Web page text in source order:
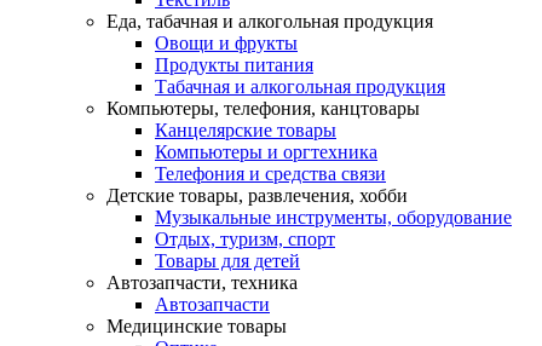
Еда, табачная и алкогольная продукция
Овощи и фрукты
Продукты питания
Табачная и алкогольная продукция
Компьютеры, телефония, канцтовары
Канцелярские товары
Компьютеры и оргтехника
Телефония и средства связи
Детские товары, развлечения, хобби
Музыкальные инструменты, оборудование
Отдых, туризм, спорт
Товары для детей
Автозапчасти, техника
Автозапчасти
Медицинские товары